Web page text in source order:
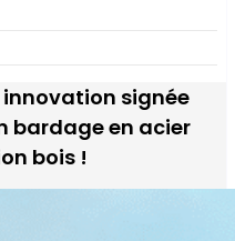
innovation signée
bardage en acier
bois !